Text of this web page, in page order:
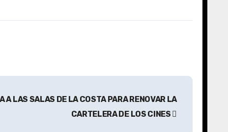
A LAS SALAS DE LA COSTA PARA RENOVAR LA
CARTELERA DE LOS CINES